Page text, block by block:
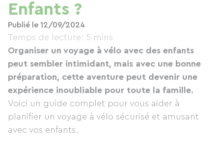
Enfants ?
Publié le 12/09/2024
Temps de lecture: 5 mins
Organiser un voyage à vélo avec des enfants
peut sembler intimidant, mais avec une bonne
préparation, cette aventure peut devenir une
expérience inoubliable pour toute la famille.
Voici un guide complet pour vous aider à
planifier un voyage à vélo sécurisé et amusant
avec vos enfants.